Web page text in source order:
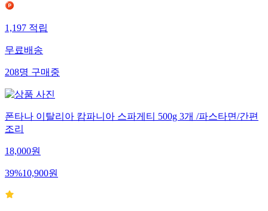
1,197적립
무료배송
208명구매중
폰타나 이탈리아 캄파니아 스파게티 500g 3개 /파스타면/간편
조리
18,000원
39%10,900원